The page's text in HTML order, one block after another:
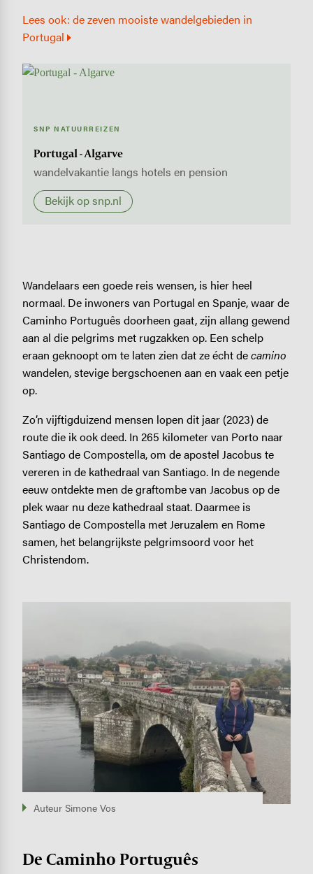
SNP NATUURREIZEN
Portugal - Algarve
wandelvakantie langs hotels en pension
Bekijk op snp.nl
Lees ook: de zeven mooiste wandelgebieden in
Portugal
Wandelaars een goede reis wensen, is hier heel
normaal. De inwoners van Portugal en Spanje, waar de
Caminho Português doorheen gaat, zijn allang gewend
aan al die pelgrims met rugzakken op. Een schelp
eraan geknoopt om te laten zien dat ze écht decamino
wandelen, stevige bergschoenen aan en vaak een petje
op.
Zo’n vijftigduizend mensen lopen dit jaar (2023) de
route die ik ook deed. In 265 kilometer van Porto naar
Santiago de Compostella, om de apostel Jacobus te
vereren in de kathedraal van Santiago. In de negende
eeuw ontdekte men de graftombe van Jacobus op de
plek waar nu deze kathedraal staat. Daarmee is
Santiago de Compostella met Jeruzalem en Rome
samen, het belangrijkste pelgrimsoord voor het
Christendom.
Auteur Simone Vos
De Caminho Português